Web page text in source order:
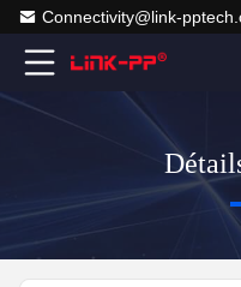
Connectivity@link-